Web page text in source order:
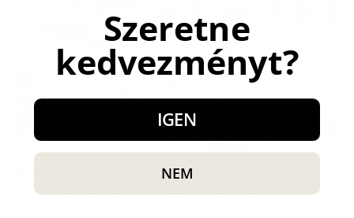
90% szaponint tartalmazó növényi
formula, amely minden párt lenyűgöz.
Szeretne
kedvezményt?
IGEN
NEM